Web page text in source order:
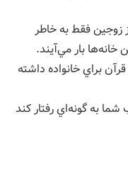
زوجين فقط به خاطر
بار مي‌آيند.
براي خانواده داشته
به گونه‌اي رفتار كند